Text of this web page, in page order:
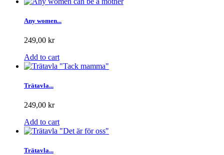
Any women...
249,00 kr
Add to cart
Trätavla...
249,00 kr
Add to cart
Trätavla...